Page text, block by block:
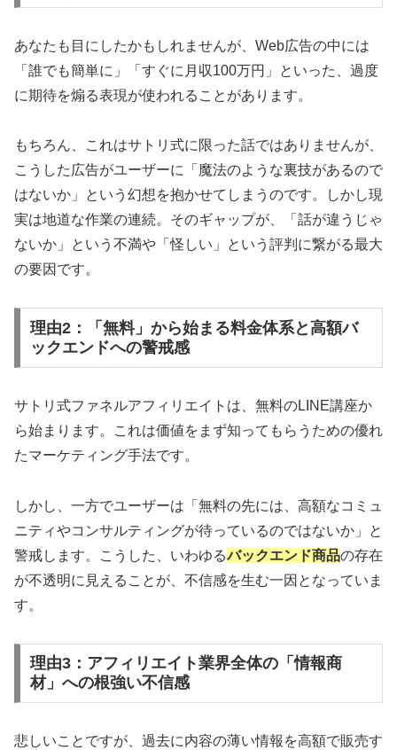
行動にブレーキをかける心の奥底の「恐れ」
を消し去る秘伝メソッド。変わることへの恐
怖を克服し、自信を持って行動できる自分
特別メソッドを詳細確認
あなたも目にしたかもしれませんが、Web広告の中には
「誰でも簡単に」「すぐに月収100万円」といった、過度
に期待を煽る表現が使われることがあります。
もちろん、これはサトリ式に限った話ではありませんが、
こうした広告がユーザーに「魔法のような裏技があるので
はないか」という幻想を抱かせてしまうのです。しかし現
実は地道な作業の連続。そのギャップが、「話が違うじゃ
ないか」という不満や「怪しい」という評判に繋がる最大
の要因です。
理由2：「無料」から始まる料金体系と高額バ
ックエンドへの警戒感
サトリ式ファネルアフィリエイトは、無料のLINE講座か
ら始まります。これは価値をまず知ってもらうための優れ
たマーケティング手法です。
しかし、一方でユーザーは「無料の先には、高額なコミュ
ニティやコンサルティングが待っているのではないか」と
警戒します。こうした、いわゆるバックエンド商品の存在
が不透明に見えることが、不信感を生む一因となっていま
す。
理由3：アフィリエイト業界全体の「情報商
材」への根強い不信感
悲しいことですが、過去に内容の薄い情報を高額で販売す